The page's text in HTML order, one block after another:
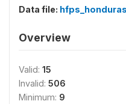
Data file:
Overview
Valid: 15
Invalid: 506
Minimum: 9